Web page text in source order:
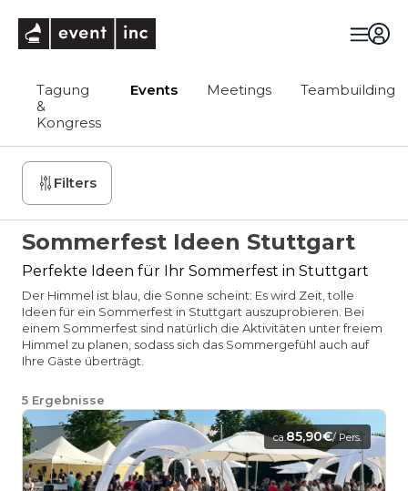
Tagung
&
Kongress
Events Meetings Teambuilding
Filters
Sommerfest Ideen Stuttgart
Perfekte Ideen für Ihr Sommerfest in Stuttgart
Der Himmel ist blau, die Sonne scheint: Es wird Zeit, tolle
Ideen für ein Sommerfest in Stuttgart auszuprobieren. Bei
einem Sommerfest sind natürlich die Aktivitäten unter freiem
Himmel zu planen, sodass sich das Sommergefühl auch auf
Ihre Gäste überträgt.
5 Ergebnisse
ca.85,90€/ Pers.